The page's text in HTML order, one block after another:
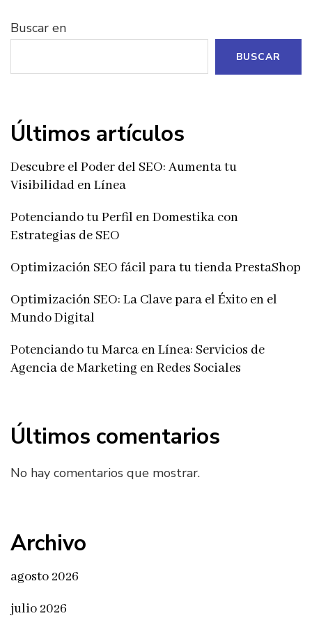
Buscar en
BUSCAR
Últimos artículos
Descubre el Poder del SEO: Aumenta tu
Visibilidad en Línea
Potenciando tu Perfil en Domestika con
Estrategias de SEO
Optimización SEO fácil para tu tienda PrestaShop
Optimización SEO: La Clave para el Éxito en el
Mundo Digital
Potenciando tu Marca en Línea: Servicios de
Agencia de Marketing en Redes Sociales
Últimos comentarios
No hay comentarios que mostrar.
Archivo
agosto 2026
julio 2026